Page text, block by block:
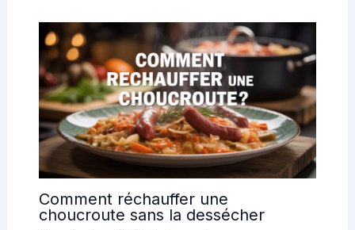
Comment réchauffer une
choucroute sans la dessécher